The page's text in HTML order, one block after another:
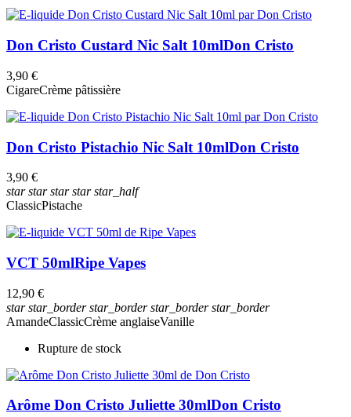
Don Cristo Custard Nic Salt 10mlDon Cristo
3,90 €
CigareCrème pâtissière
Don Cristo Pistachio Nic Salt 10mlDon Cristo
3,90 €
starstarstarstarstar_half
ClassicPistache
VCT 50mlRipe Vapes
12,90 €
starstar_borderstar_borderstar_borderstar_border
AmandeClassicCrème anglaiseVanille
Rupture de stock
Arôme Don Cristo Juliette 30mlDon Cristo